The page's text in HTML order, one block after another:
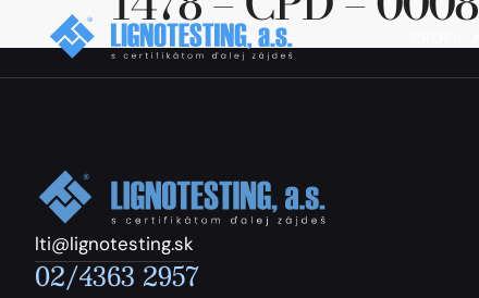
lti@lignotesting.sk
02/4363 2957